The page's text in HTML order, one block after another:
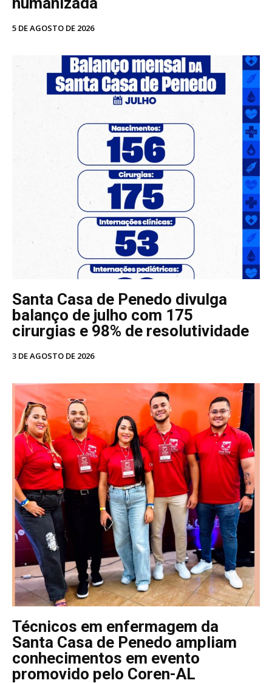
5 DE AGOSTO DE 2026
Santa Casa de Penedo divulga
balanço de julho com 175
cirurgias e 98% de resolutividade
3 DE AGOSTO DE 2026
Técnicos em enfermagem da
Santa Casa de Penedo ampliam
conhecimentos em evento
promovido pelo Coren-AL